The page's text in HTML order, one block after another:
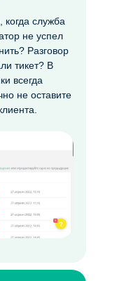
когда служба
не успел
Разговор
тикет? В
всегда
не оставите